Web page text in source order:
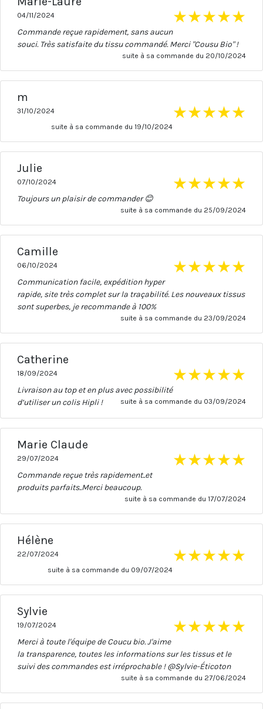
04/11/2024 ★★★★★
Commande reçue rapidement, sans aucun
souci. Très satisfaite du tissu commandé. Merci "Cousu Bio" !
suite à sa commande du 20/10/2024
m
31/10/2024 ★★★★★
suite à sa commande du 19/10/2024
Julie
07/10/2024 ★★★★★
Toujours un plaisir de commander 😊
suite à sa commande du 25/09/2024
Camille
06/10/2024 ★★★★★
Communication facile, expédition hyper
rapide, site très complet sur la traçabilité. Les nouveaux tissus
sont superbes, je recommande à 100%
suite à sa commande du 23/09/2024
Catherine
18/09/2024 ★★★★★
Livraison au top et en plus avec possibilité
d’utiliser un colis Hipli !
suite à sa commande du 03/09/2024
Marie Claude
29/07/2024 ★★★★★
Commande reçue très rapidement..et
produits parfaits..Merci beaucoup.
suite à sa commande du 17/07/2024
Hélène
22/07/2024 ★★★★★
suite à sa commande du 09/07/2024
Sylvie
19/07/2024 ★★★★★
Merci à toute l'équipe de Coucu bio. J'aime
la transparence, toutes les informations sur les tissus et le
suivi des commandes est irréprochable ! @Sylvie-Éticoton
suite à sa commande du 27/06/2024